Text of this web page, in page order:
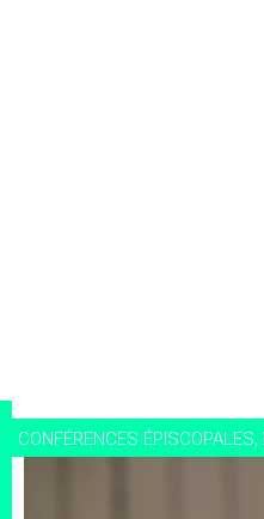
CONFÉRENCES ÉPISCOPALES,